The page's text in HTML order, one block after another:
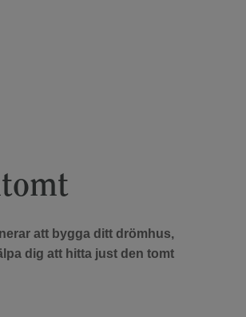
att bygga ditt drömhus,
dig att hitta just den tomt